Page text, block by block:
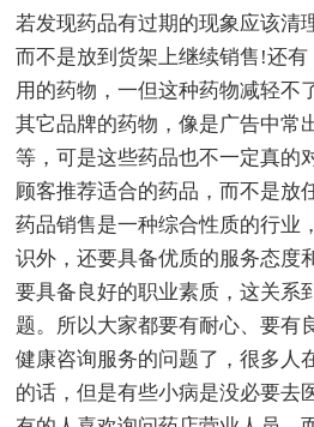
若发现药品有过期的现象应该清
而不是放到货架上继续销售!还
用的药物，一但这种药物减轻不
其它品牌的药物，像是广告中常
等，可是这些药品也不一定真的
顾客推荐适合的药品，而不是放
药品销售是一种综合性质的行业
识外，还要具备优质的服务态度
要具备良好的职业素质，这关系
题。所以大家都要有耐心、要有
健康咨询服务的问题了，很多人
的话，但是有些小病是没必要去